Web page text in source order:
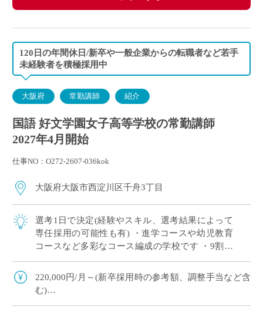
120日の年間休日/新卒や一般企業からの転職者など若手
未経験者を積極採用中
大阪府 常勤講師 紹介
国語 好文学園女子高等学校の常勤講師
2027年4月開始
仕事NO：O272-2607-036kok
大阪府大阪市西淀川区千舟3丁目
選考1日で決定(経験やスキル、選考結果によって
専任採用の可能性も有) ・進学コースや幼児教育
コースなど多彩なコース編成の学校です ・9割以
す ・新卒や社会人からのキャリアチェン […]
220,000円/月～(新卒採用時の参考額、調整手当など含
む)